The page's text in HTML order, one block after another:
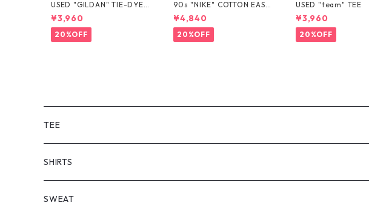
USED "GILDAN" TIE-DYE T
EE
¥3,960
20%OFF
90s "NIKE" COTTON EASY
SHORTS
¥4,840
20%OFF
USED "team" TEE
¥3,960
20%OFF
TEE
SHORT SLEEVE
LONG SLEEVE
SHIRTS
SHORT SLEEVE
SWEAT